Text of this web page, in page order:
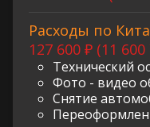
Расходы по
127 600 ₽ (11 600
Технический
Фото - видео
Снятие